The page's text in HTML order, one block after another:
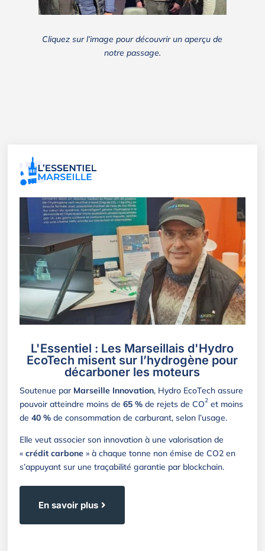
Cliquez sur l’image pour découvrir un aperçu de
notre passage.
L'Essentiel : Les Marseillais d'Hydro
EcoTech misent sur l’hydrogène pour
décarboner les moteurs
Soutenue par Marseille Innovation, Hydro EcoTech assure
pouvoir atteindre moins de65 % de rejets de CO2 et moins
de40 % de consommation de carburant, selon l’usage.
Elle veut associer son innovation à une valorisation de
«crédit carbone » à chaque tonne non émise de CO2 en
s’appuyant sur une traçabilité garantie par blockchain.
En savoir plus